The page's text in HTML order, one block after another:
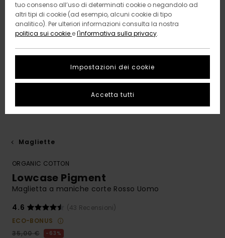
Magliette
ORGANIC COTTON
Lowcase Pigment
Maglietta a maniche corte Rosso Uomo
4.6
(43 Recensioni)
ECO-BONUS
35,00 €
63%
tuo consenso all’uso di determinati cookie o negandolo ad
altri tipi di cookie (ad esempio, alcuni cookie di tipo
analitico). Per ulteriori informazioni consulta la nostra
politica sui cookie el'informativa sulla privacy.
Impostazioni dei cookie
Accetta tutti